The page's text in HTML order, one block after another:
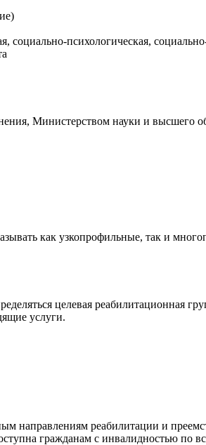
социально-психологическая,
Министерством науки и высшего
как узкопрофильные, так и
целевая реабилитационная
услуги.
направлениям реабилитации и
гражданам с инвалидностью по